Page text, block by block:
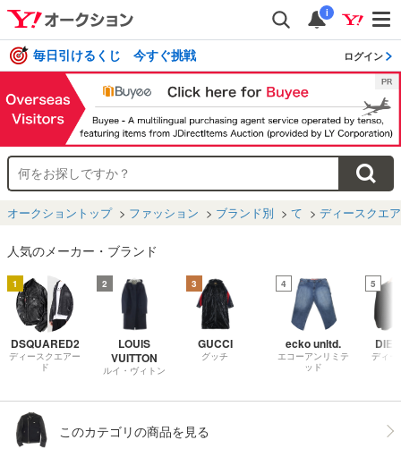
i
毎日引けるくじ 今すぐ挑戦 ログイン
オークショントップ ファッション ブランド別 て ディースクエ
人気のメーカー・ブランド
1
DSQUARED2
ディースクエアー
ド
2
LOUIS
VUITTON
ルイ・ヴィトン
3
GUCCI
グッチ
4
ecko unltd.
エコーアンリミテ
ッド
5
ディー
このカテゴリの商品を見る